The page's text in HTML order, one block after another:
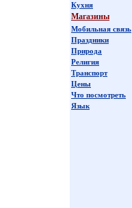
Кухня
Магазины
Мобильная связь
Праздники
Природа
Религия
Транспорт
Цены
Что посмотреть
Язык